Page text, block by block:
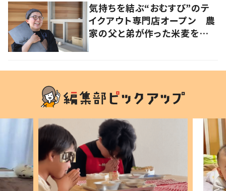
気持ちを結ぶ“おむすび”のテ
イクアウト専門店オープン 農
家の父と弟が作った米麦を使